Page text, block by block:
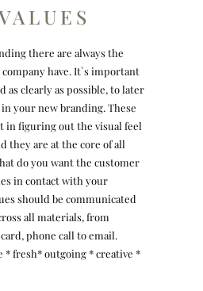
there are always the
have. It`s important
as clearly as possible, to later
your new branding. These
in figuring out the visual feel
they are at the core of all
do you want the customer
in contact with your
should be communicated
all materials, from
phone call to email.
* fresh* outgoing * creative *